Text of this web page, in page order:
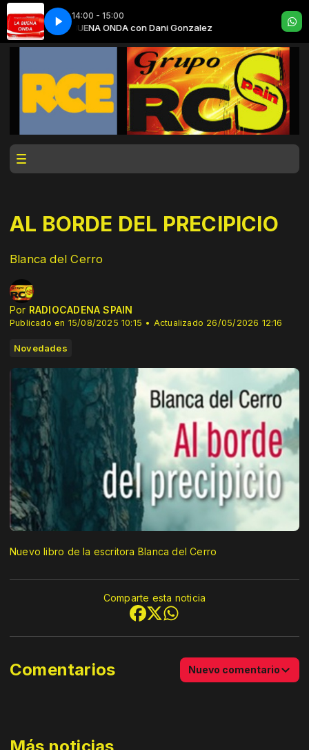
14:00 - 15:00
LA BUENA ONDA con Dani Gonzalez
AL BORDE DEL PRECIPICIO
Blanca del Cerro
Por RADIOCADENA SPAIN
Publicado en 15/08/2025 10:15 • Actualizado 26/05/2026 12:16
Novedades
Nuevo libro de la escritora Blanca del Cerro
Comparte esta noticia
Comentarios Nuevo comentario